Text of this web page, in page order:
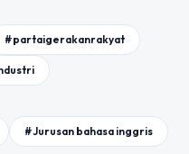
#partaigerakanrakyat
#Jurusan bahasa inggris